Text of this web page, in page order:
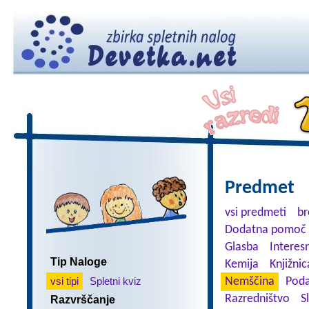
Tip Naloge
vsi tipi
Spletni kviz
Razvrščanje
Predmet
vsi predmeti
Dodatna
Glasba
Kemija
Nemščina
Razredništvo